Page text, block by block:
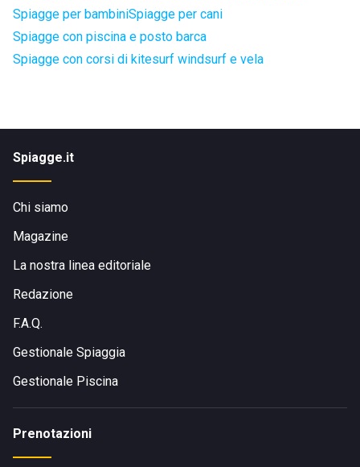
Spiagge per bambiniSpiagge per cani
Spiagge con piscina e posto barca
Spiagge con corsi di kitesurf windsurf e vela
Spiagge.it
Chi siamo
Magazine
La nostra linea editoriale
Redazione
F.A.Q.
Gestionale Spiaggia
Gestionale Piscina
Prenotazioni